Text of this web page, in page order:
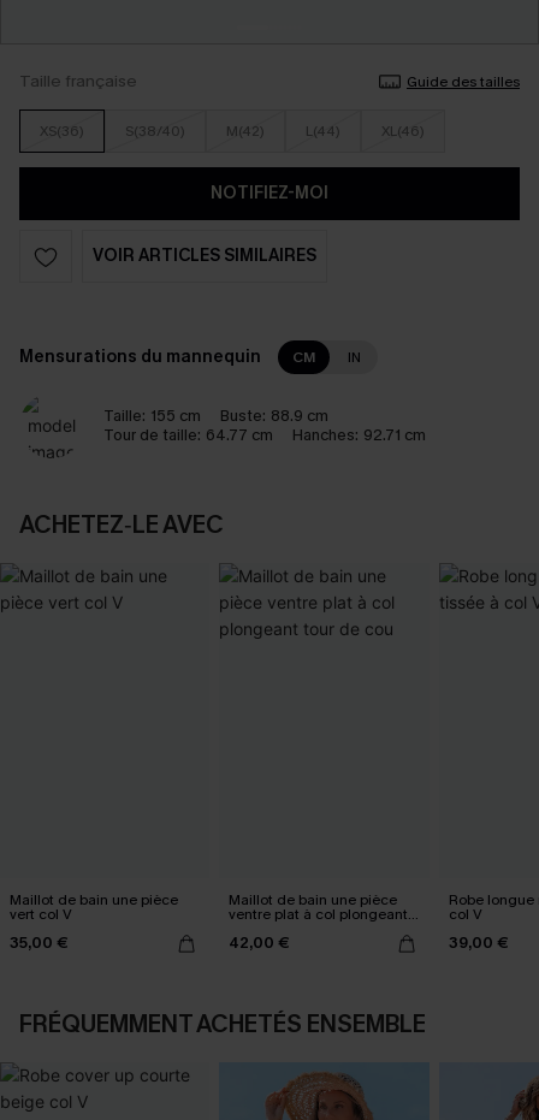
Taille française Guide des tailles
XS(36) S(38/40) M(42) L(44) XL(46)
NOTIFIEZ-MOI
VOIR ARTICLES SIMILAIRES
Mensurations du mannequin CM IN
Taille: 155 cm Buste: 88.9 cm
Tour de taille: 64.77 cm Hanches: 92.71 cm
ACHETEZ‑LE AVEC
Maillot de bain une pièce
vert col V
35,00 €
Maillot de bain une pièce
ventre plat à col plongeant
tour de cou
42,00 €
Robe longue
col V
39,00 €
FRÉQUEMMENT ACHETÉS ENSEMBLE